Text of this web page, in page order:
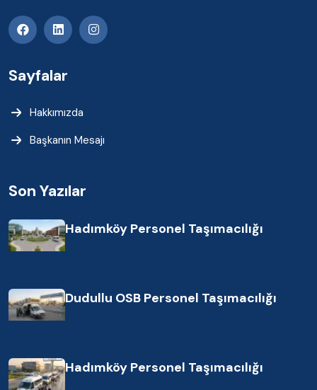
Sayfalar
Hakkımızda
Başkanın Mesajı
Son Yazılar
Hadımköy Personel Taşımacılığı
Dudullu OSB Personel Taşımacılığı
Hadımköy Personel Taşımacılığı